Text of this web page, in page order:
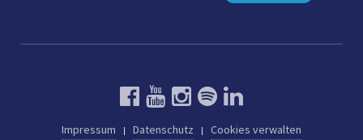
Impressum Datenschutz Cookies verwalten